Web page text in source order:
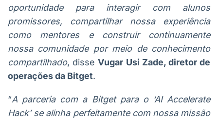
oportunidade para interagir com alunos
promissores, compartilhar nossa experiência
como mentores e construir continuamente
nossa comunidade por meio de conhecimento
compartilhado, disseVugar Usi Zade, diretor de
operações da Bitget.
“A parceria com a Bitget para o ‘AI Accelerate
Hack’ se alinha perfeitamente com nossa missão